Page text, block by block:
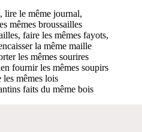
lire le même journal,
mêmes broussailles
faire les mêmes fayots,
la même maille
les mêmes sourires
fournir les mêmes soupirs
mêmes lois
faits du même bois